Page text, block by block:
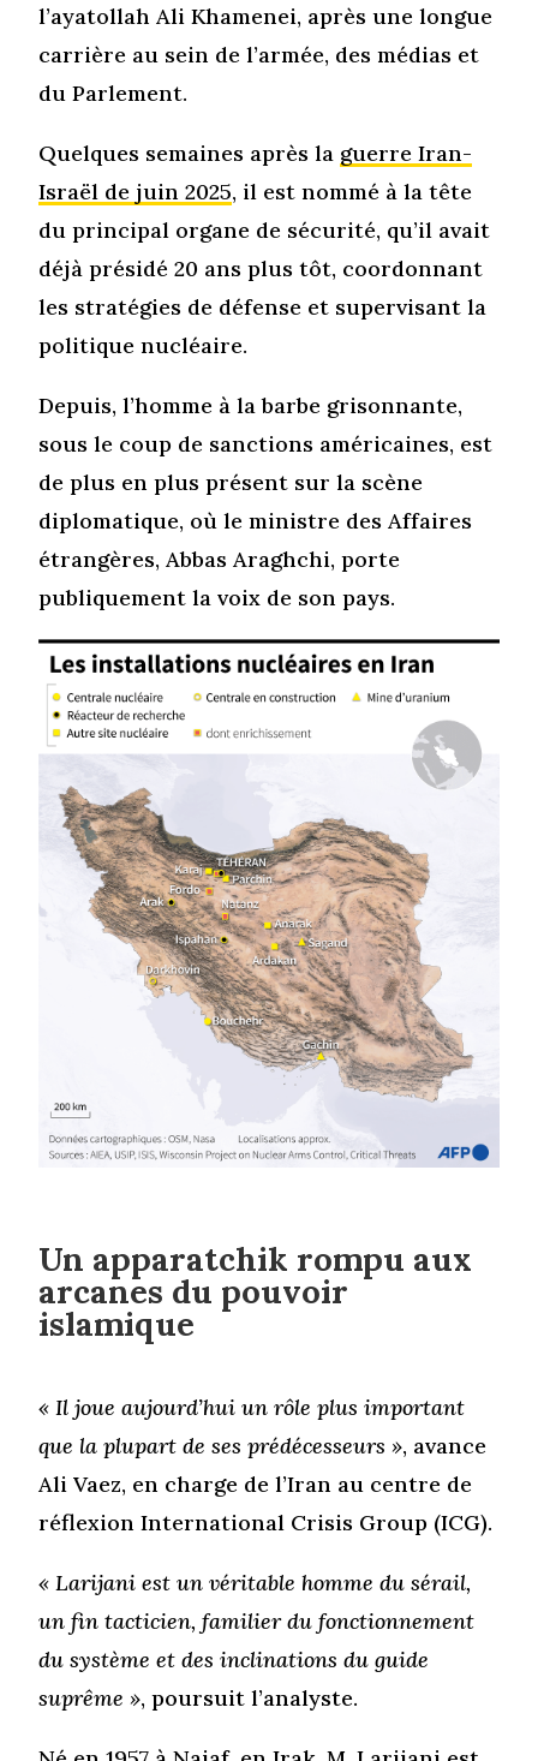
l’ayatollah Ali Khamenei, après une longue
carrière au sein de l’armée, des médias et
du Parlement.
Quelques semaines après la guerre Iran-
Israël de juin 2025, il est nommé à la tête
du principal organe de sécurité, qu’il avait
déjà présidé 20 ans plus tôt, coordonnant
les stratégies de défense et supervisant la
politique nucléaire.
Depuis, l’homme à la barbe grisonnante,
sous le coup de sanctions américaines, est
de plus en plus présent sur la scène
diplomatique, où le ministre des Affaires
étrangères, Abbas Araghchi, porte
publiquement la voix de son pays.
Un apparatchik rompu aux
arcanes du pouvoir
islamique
« Il joue aujourd’hui un rôle plus important
que la plupart de ses prédécesseurs », avance
Ali Vaez, en charge de l’Iran au centre de
réflexion International Crisis Group (ICG).
« Larijani est un véritable homme du sérail,
un fin tacticien, familier du fonctionnement
du système et des inclinations du guide
suprême », poursuit l’analyste.